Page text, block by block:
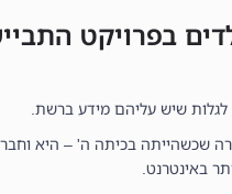
בפרויקט
לגלות שיש עליהם מידע ברשת.
13, סיפרה שכשהייתה בכיתה ה' – היא
באינטרנט.